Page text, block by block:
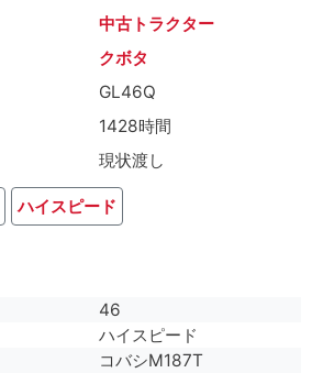
中古トラクター
クボタ
GL46Q
1428時間
現状渡し
ハイスピード
46
ハイスピード
コバシM187T